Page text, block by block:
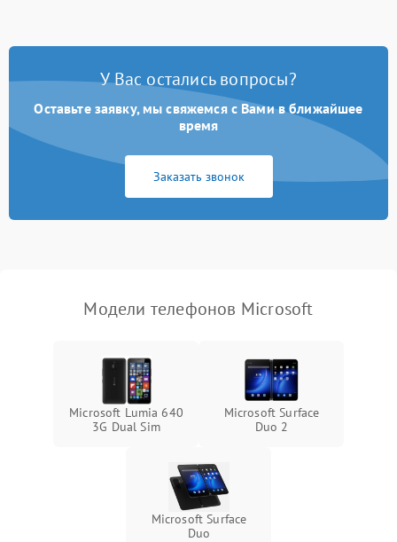
У Вас остались вопросы?
Оставьте заявку, мы свяжемся с Вами в ближайшее
время
Заказать звонок
Модели телефонов Microsoft
Microsoft Lumia 640
3G Dual Sim
Microsoft Surface
Duo 2
Microsoft Surface
Duo